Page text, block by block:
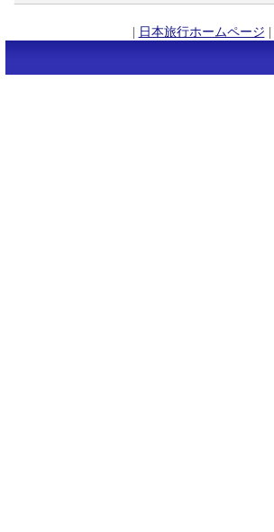
| 日本旅行ホームページ |